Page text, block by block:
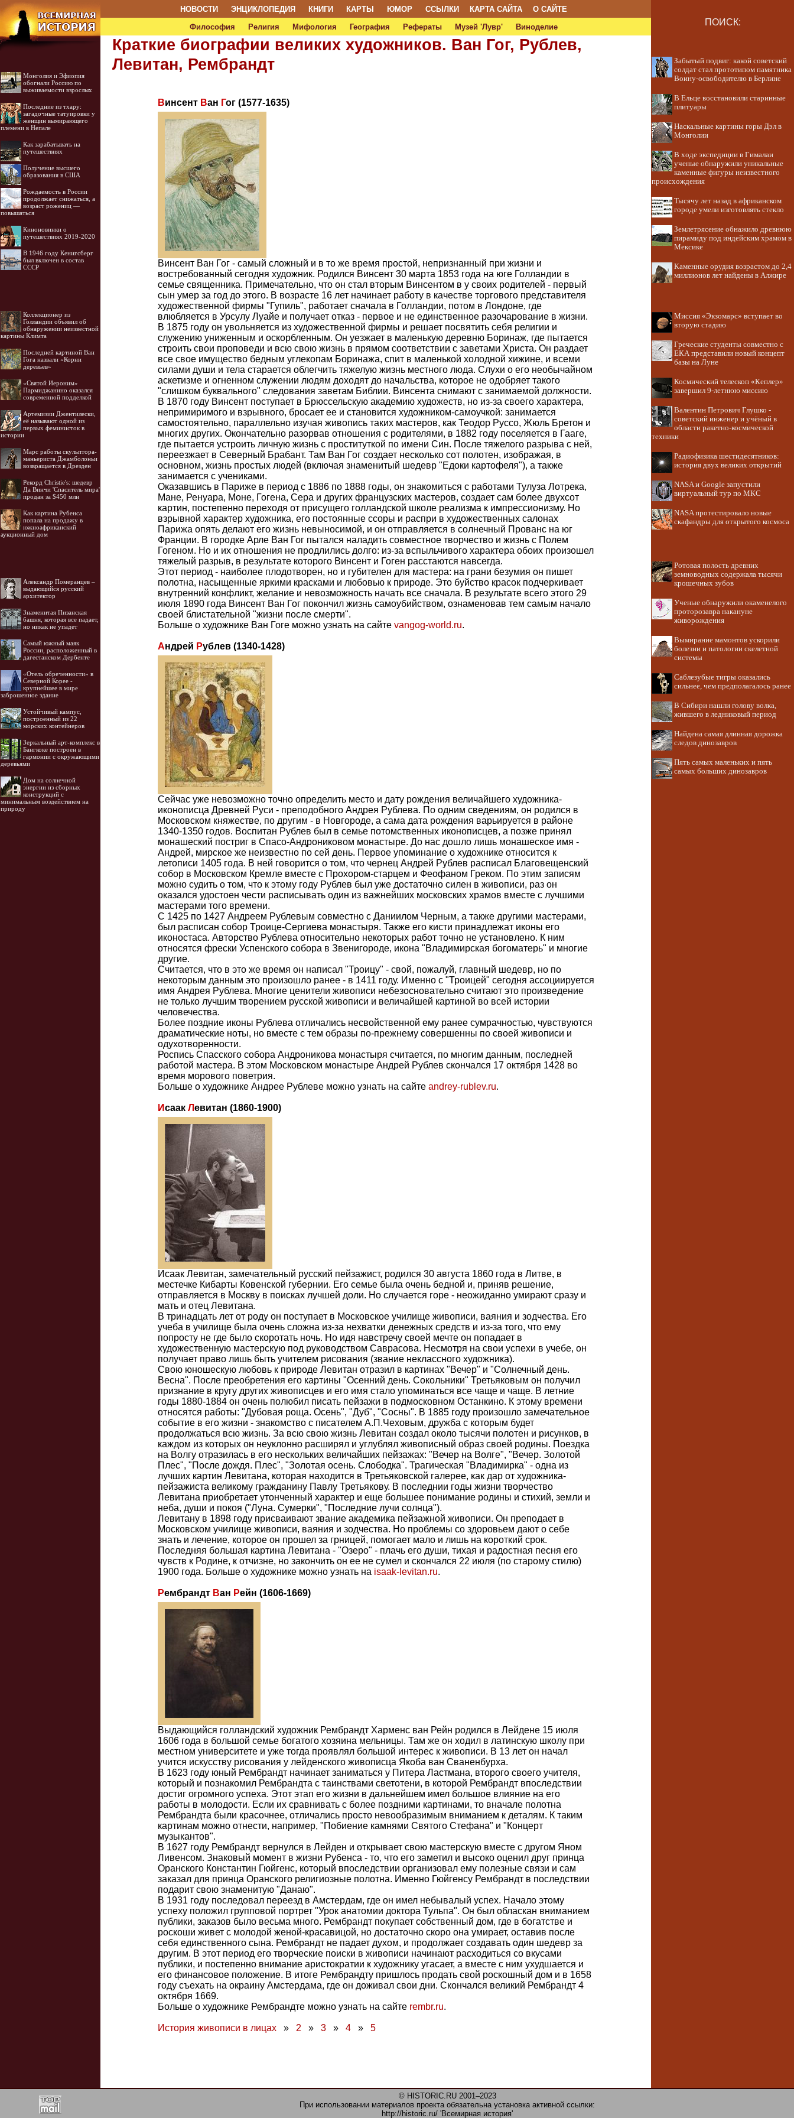
НОВОСТИ ЭНЦИКЛОПЕДИЯ КНИГИ КАРТЫ ЮМОР ССЫЛКИ КАРТА САЙТА
О САЙТЕ
Философия
Религия Мифология География Рефераты Музей 'Лувр' Виноделие ПОИСК:
Монголия и Эфиопия
обогнали Россию по
выживаемости взрослых
Последние из тхару:
загадочные татуировки у
женщин вымирающего
племени в Непале
Как зарабатывать на
путешествиях
Получение высшего
образования в США
Рождаемость в России
продолжает снижаться, а
возраст рожениц —
повышаться
Киноновинки о
путешествиях 2019-2020
В 1946 году Кенигсберг
был включен в состав
СССР
Коллекционер из
Голландии объявил об
обнаружении неизвестной
картины Климта
Последней картиной Ван
Гога назвали «Корни
деревьев»
«Святой Иероним»
Пармиджанино оказался
современной подделкой
Артемизии Джентилески,
её называют одной из
первых феминисток в
истории
Марс работы скульптора-
маньериста Джамболоньи
возвращается в Дрезден
Рекорд Christie's: шедевр
Да Винчи 'Спаситель мира'
продан за $450 млн
Как картина Рубенса
попала на продажу в
южноафриканский
аукционный дом
Александр Померанцев –
выдающийся русский
архитектор
Знаменитая Пизанская
башня, которая все падает,
но никак не упадет
Самый южный маяк
России, расположенный в
дагестанском Дербенте
«Отель обреченности» в
Северной Корее -
крупнейшее в мире
заброшенное здание
Устойчивый кампус,
построенный из 22
морских контейнеров
Зеркальный арт-комплекс в
Бангкоке построен в
гармонии с окружающими
деревьями
Дом на солнечной
энергии из сборных
конструкций с
минимальным воздействием на
природу
Краткие биографии великих художников. Ван Гог, Рублев,
Левитан, Рембрандт
Винсент Ван Гог (1577-1635)
Винсент Ван Гог - самый сложный и в то же время простой, непризнанный при жизни и
востребованный сегодня художник. Родился Винсент 30 марта 1853 года на юге Голландии в
семье священника. Примечательно, что он стал вторым Винсентом в у своих родителей - первый
сын умер за год до этого. В возрасте 16 лет начинает работу в качестве торгового представителя
художественной фирмы "Гупиль", работает сначала в Голландии, потом в Лондоне, где
влюбляется в Урсулу Луайе и получает отказ - первое и не единственное разочарование в жизни.
В 1875 году он увольняется из художественной фирмы и решает посвятить себя религии и
служению униженным и оскорбленным. Он уезжает в маленькую деревню Боринаж, где пытается
строить свои проповеди и всю свою жизнь в прямом соответствии с заветами Христа. Он раздает
все свое имущество бедным углекопам Боринажа, спит в маленькой холодной хижине, и всеми
силами души и тела старается облегчить тяжелую жизнь местного люда. Слухи о его необычайном
аскетизме и огненном служении людям доходят до начальства, которое не одобряет такого
"слишком буквального" следования заветам Библии. Винсента снимают с занимаемой должности.
В 1870 году Винсент поступает в Брюссельскую академию художеств, но из-за своего характера,
непримиримого и взрывного, бросает ее и становится художником-самоучкой: занимается
самостоятельно, параллельно изучая живопись таких мастеров, как Теодор Руссо, Жюль Бретон и
многих других. Окончательно разорвав отношения с родителями, в 1882 году поселяется в Гааге,
где пытается устроить личную жизнь с проституткой по имени Син. После тяжелого разрыва с ней,
переезжает в Северный Брабант. Там Ван Гог создает несколько сот полотен, изображая, в
основном, жизнь простых людей (включая знаменитый шедевр "Едоки картофеля"), а также
занимается с учениками.
Оказавшись в Париже в период с 1886 по 1888 годы, он знакомиться с работами Тулуза Лотрека,
Мане, Ренуара, Моне, Гогена, Сера и других французских мастеров, создает сам более двухсот
картин, постепенно переходя от присущего голландской школе реализма к импрессионизму. Но
взрывной характер художника, его постоянные ссоры и распри в художественных салонах
Парижа опять делают его жизнь невыносимой, и он отправляется в солнечный Прованс на юг
Франции. В городке Арле Ван Гог пытался наладить совместное творчество и жизнь с Полем
Гогеном. Но и их отношения не продлились долго: из-за вспыльчивого характера обоих произошел
тяжелый разрыв, в результате которого Винсент и Гоген расстаются навсегда.
Этот период - наиболее плодотворен, но и губителен для мастера: на грани безумия он пишет
полотна, насыщенные яркими красками и любовью к природе. Это буйство красок подчеркивает
внутренний конфликт, желание и невозможность начать все сначала. В результате всего этого 29
июля 1890 года Винсент Ван Гог покончил жизнь самоубийством, ознаменовав тем самым начало
своей блистательной "жизни после смерти".
Больше о художнике Ван Гоге можно узнать на сайте vangog-world.ru.
Андрей Рублев (1340-1428)
Сейчас уже невозможно точно определить место и дату рождения величайшего художника-
иконописца Древней Руси - преподобного Андрея Рублева. По одним сведениям, он родился в
Московском княжестве, по другим - в Новгороде, а сама дата рождения варьируется в районе
1340-1350 годов. Воспитан Рублев был в семье потомственных иконописцев, а позже принял
монашеский постриг в Спасо-Андрониковом монастыре. До нас дошло лишь монашеское имя -
Андрей, мирское же неизвестно по сей день. Первое упоминание о художнике относится к
летописи 1405 года. В ней говорится о том, что чернец Андрей Рублев расписал Благовещенский
собор в Московском Кремле вместе с Прохором-старцем и Феофаном Греком. По этим записям
можно судить о том, что к этому году Рублев был уже достаточно силен в живописи, раз он
оказался удостоен чести расписывать один из важнейших московских храмов вместе с лучшими
мастерами того времени.
С 1425 по 1427 Андреем Рублевым совместно с Даниилом Черным, а также другими мастерами,
был расписан собор Троице-Сергиева монастыря. Также его кисти принадлежат иконы его
иконостаса. Авторство Рублева относительно некоторых работ точно не установлено. К ним
относятся фрески Успенского собора в Звенигороде, икона "Владимирская богоматерь" и многие
другие.
Считается, что в это же время он написал "Троицу" - свой, пожалуй, главный шедевр, но по
некоторым данным это произошло ранее - в 1411 году. Именно с "Троицей" сегодня ассоциируется
имя Андрея Рублева. Многие ценители живописи небезосновательно считают это произведение
не только лучшим творением русской живописи и величайшей картиной во всей истории
человечества.
Более поздние иконы Рублева отличались несвойственной ему ранее сумрачностью, чувствуются
драматические ноты, но вместе с тем образы по-прежнему совершенны по своей живописи и
одухотворенности.
Роспись Спасского собора Андроникова монастыря считается, по многим данным, последней
работой мастера. В этом Московском монастыре Андрей Рублев скончался 17 октября 1428 во
время морового поветрия.
Больше о художнике Андрее Рублеве можно узнать на сайте andrey-rublev.ru.
Исаак Левитан (1860-1900)
Исаак Левитан, замечательный русский пейзажист, родился 30 августа 1860 года в Литве, в
местечке Кибарты Ковенской губернии. Его семье была очень бедной и, приняв решение,
отправляется в Москву в поисках лучшей доли. Но случается горе - неожиданно умирают сразу и
мать и отец Левитана.
В тринадцать лет от роду он поступает в Московское училище живописи, ваяния и зодчества. Его
учеба в училище была очень сложна из-за нехватки денежных средств и из-за того, что ему
попросту не где было скоротать ночь. Но идя навстречу своей мечте он попадает в
художественную мастерскую под руководством Саврасова. Несмотря на свои успехи в учебе, он
получает право лишь быть учителем рисования (звание неклассного художника).
Свою юношескую любовь к природе Левитан отразил в картинах "Вечер" и "Солнечный день.
Весна". После преобретения его картины "Осенний день. Сокольники" Третьяковым он получил
признание в кругу других живописцев и его имя стало упоминаться все чаще и чаще. В летние
годы 1880-1884 он очень полюбил писать пейзажи в подмосковном Останкино. К этому времени
относятся работы: "Дубовая роща. Осень", "Дуб", "Сосны". В 1885 году произошло замечательное
событие в его жизни - знакомство с писателем А.П.Чеховым, дружба с которым будет
продолжаться всю жизнь. За всю свою жизнь Левитан создал около тысячи полотен и рисунков, в
каждом из которых он неуклонно расширял и углублял живописный образ своей родины. Поездка
на Волгу отразилась в его нескольких величайших пейзажах: "Вечер на Волге", "Вечер. Золотой
Плес", "После дождя. Плес", "Золотая осень. Слободка". Трагическая "Владимирка" - одна из
лучших картин Левитана, которая находится в Третьяковской галерее, как дар от художника-
пейзажиста великому гражданину Павлу Третьякову. В последнии годы жизни творчество
Левитана приобретает утонченный характер и еще большее понимание родины и стихий, земли и
неба, души и покоя ("Луна. Сумерки", "Последние лучи солнца").
Левитану в 1898 году присваивают звание академика пейзажной живописи. Он преподает в
Московском училище живописи, ваяния и зодчества. Но проблемы со здоровьем дают о себе
знать и лечение, которое он прошел за грницей, помогает мало и лишь на короткий срок.
Последняя большая картина Левитана - "Озеро" - плачь его души, тихая и радостная песня его
чувств к Родине, к отчизне, но закончить он ее не сумел и скончался 22 июля (по старому стилю)
1900 года. Больше о художнике можно узнать на isaak-levitan.ru.
Рембрандт Ван Рейн (1606-1669)
Выдающийся голландский художник Рембрандт Харменс ван Рейн родился в Лейдене 15 июля
1606 года в большой семье богатого хозяина мельницы. Там же он ходил в латинскую школу при
местном университете и уже тогда проявлял большой интерес к живописи. В 13 лет он начал
учится искусству рисования у лейденского живописца Якоба ван Сваненбурха.
В 1623 году юный Рембрандт начинает заниматься у Питера Ластмана, второго своего учителя,
который и познакомил Рембрандта с таинствами светотени, в которой Рембрандт впоследствии
достиг огромного успеха. Этот этап его жизни в дальнейшем имел большое влияние на его
работы в молодости. Если их сравнивать с более поздними картинами, то вначале полотна
Рембрандта были красочнее, отличались просто невообразимым вниманием к деталям. К таким
картинам можно отнести, например, "Побиение камнями Святого Стефана" и "Концерт
музыкантов".
В 1627 году Рембрандт вернулся в Лейден и открывает свою мастерскую вместе с другом Яном
Ливенсом. Знаковый момент в жизни Рубенса - то, что его заметил и высоко оценил друг принца
Оранского Константин Гюйгенс, который впоследствии организовал ему полезные связи и сам
заказал для принца Оранского религиозные полотна. Именно Гюйгенсу Рембрандт в последствии
подарит свою знаменитую "Данаю".
В 1931 году последовал переезд в Амстердам, где он имел небывалый успех. Начало этому
успеху положил групповой портрет "Урок анатомии доктора Тульпа". Он был обласкан вниманием
публики, заказов было весьма много. Рембрандт покупает собственный дом, где в богатстве и
роскоши живет с молодой женой-красавицой, но достаточно скоро она умирает, оставив после
себя единственного сына. Рембрандт не падает духом, и продолжает создавать один шедевр за
другим. В этот период его творческие поиски в живописи начинают расходиться со вкусами
публики, и постепенно внимание аристократии к художнику угасает, а вместе с ним ухудшается и
его финансовое положение. В итоге Рембрандту пришлось продать свой роскошный дом и в 1658
году съехать на окраину Амстердама, где он доживал свои дни. Скончался великий Рембрандт 4
октября 1669.
Больше о художнике Рембрандте можно узнать на сайте rembr.ru.
История живописи в лицах» 2 » 3» 4» 5
Забытый подвиг: какой советский
солдат стал прототипом памятника
Воину-освободителю в Берлине
В Ельце восстановили старинные
плитуары
Наскальные картины горы Дэл в
Монголии
В ходе экспедиции в Гималаи
ученые обнаружили уникальные
каменные фигуры неизвестного
происхождения
Тысячу лет назад в африканском
городе умели изготовлять стекло
Землетрясение обнажило древнюю
пирамиду под индейским храмом в
Мексике
Каменные орудия возрастом до 2,4
миллионов лет найдены в Алжире
Миссия «Экзомарс» вступает во
вторую стадию
Греческие студенты совместно с
ЕКА представили новый концепт
базы на Луне
Космический телескоп «Кеплер»
завершил 9-летнюю миссию
Валентин Петрович Глушко -
советский инженер и учёный в
области ракетно-космической
техники
Радиофизика шестидесятников:
история двух великих открытий
NASA и Google запустили
виртуальный тур по МКС
NASA протестировало новые
скафандры для открытого космоса
Ротовая полость древних
земноводных содержала тысячи
крошечных зубов
Ученые обнаружили окаменелого
проторозавра накануне
живорождения
Вымирание мамонтов ускорили
болезни и патологии скелетной
системы
Саблезубые тигры оказались
сильнее, чем предполагалось ранее
В Сибири нашли голову волка,
жившего в ледниковый период
Найдена самая длинная дорожка
следов динозавров
Пять самых маленьких и пять
самых больших динозавров
© HISTORIC.RU 2001–2023
При использовании материалов проекта обязательна установка активной ссылки:
http://historic.ru/ 'Всемирная история'